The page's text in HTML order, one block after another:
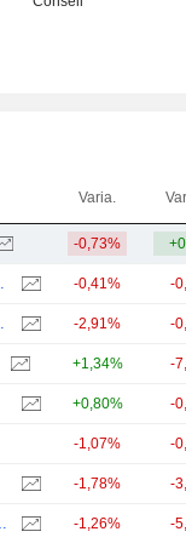
Varia.
-0,73%
INC. -0,41% -
LIMITED -2,91% -
+1,34% -
+0,80% -
-1,07% -
-1,78% -
DE C.V. -1,26% -